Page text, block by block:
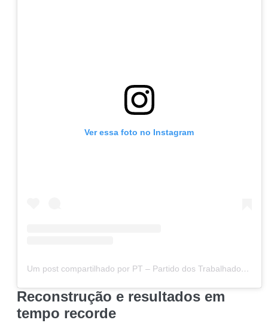
Ver essa foto no Instagram
Um post compartilhado por PT – Partido dos Trabalhadores (@ptbrasil)
Reconstrução e resultados em
tempo recorde